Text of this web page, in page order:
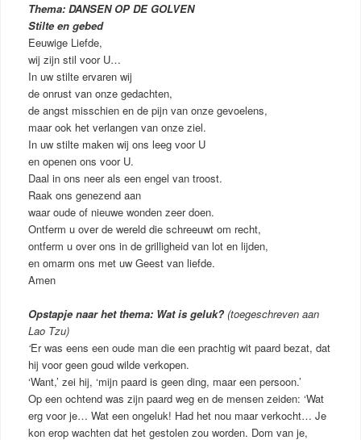
Thema: DANSEN OP DE GOLVEN
Stilte en gebed
Eeuwige Liefde,
wij zijn stil voor U…
In uw stilte ervaren wij
de onrust van onze gedachten,
de angst misschien en de pijn van onze gevoelens,
maar ook het verlangen van onze ziel.
In uw stilte maken wij ons leeg voor U
en openen ons voor U.
Daal in ons neer als een engel van troost.
Raak ons genezend aan
waar oude of nieuwe wonden zeer doen.
Ontferm u over de wereld die schreeuwt om recht,
ontferm u over ons in de grilligheid van lot en lijden,
en omarm ons met uw Geest van liefde.
Amen
Opstapje naar het thema: Wat is geluk? (toegeschreven aan
Lao Tzu)
‘Er was eens een oude man die een prachtig wit paard bezat, dat
hij voor geen goud wilde verkopen.
‘Want,’ zei hij, ‘mijn paard is geen ding, maar een persoon.’
Op een ochtend was zijn paard weg en de mensen zeiden: ‘Wat
erg voor je… Wat een ongeluk! Had het nou maar verkocht… Je
kon erop wachten dat het gestolen zou worden. Dom van je,